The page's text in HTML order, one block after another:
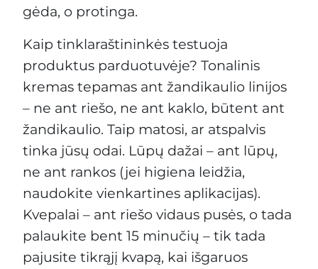
gėda, o protinga.
Kaip tinklaraštininkės testuoja
produktus parduotuvėje? Tonalinis
kremas tepamas ant žandikaulio linijos
– ne ant riešo, ne ant kaklo, būtent ant
žandikaulio. Taip matosi, ar atspalvis
tinka jūsų odai. Lūpų dažai – ant lūpų,
ne ant rankos (jei higiena leidžia,
naudokite vienkartines aplikacijas).
Kvepalai – ant riešo vidaus pusės, o tada
palaukite bent 15 minučių – tik tada
pajusite tikrąjį kvapą, kai išgaruos